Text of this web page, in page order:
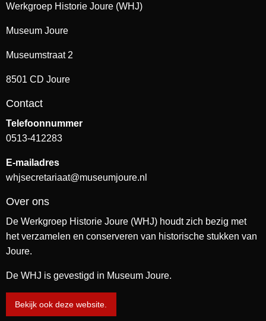
Werkgroep Historie Joure (WHJ)
Museum Joure
Museumstraat 2
8501 CD Joure
Contact
Telefoonnummer
0513-412283
E-mailadres
whjsecretariaat@museumjoure.nl
Over ons
De Werkgroep Historie Joure (WHJ) houdt zich bezig met
het verzamelen en conserveren van historische stukken van
Joure.
De WHJ is gevestigd in Museum Joure.
Bekijk ook deze website.